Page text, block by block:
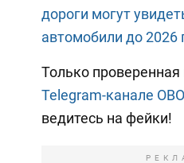
дороги могут
автомобили до 2026
Только
Telegram-канале
ведитесь на фейки!